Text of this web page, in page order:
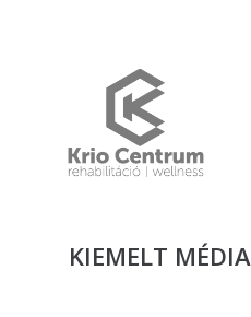
KIEMELT MÉDIA